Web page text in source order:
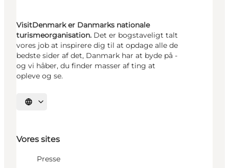
VisitDenmark er Danmarks nationale
turismeorganisation. Det er bogstaveligt talt
vores job at inspirere dig til at opdage alle de
bedste sider af det, Danmark har at byde på -
og vi håber, du finder masser af ting at
opleve og se.
Vælg sprog
Vores sites
Presse